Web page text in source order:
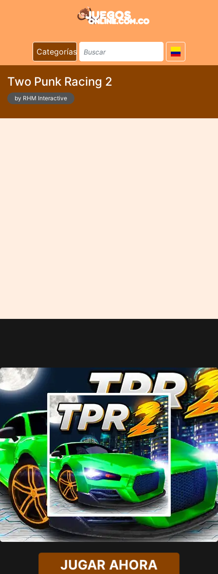
Categorías
Two Punk Racing 2
by RHM Interactive
JUGAR AHORA